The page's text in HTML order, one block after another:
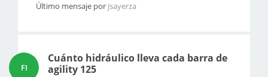
Último mensaje por jsayerza
FI
Cuánto hidráulico lleva cada barra de
agility 125